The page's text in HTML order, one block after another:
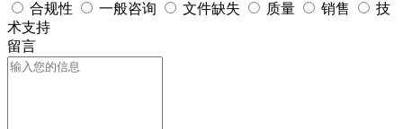
合规性
一般咨询 文件缺失 质量 销售
技
术支持
留言